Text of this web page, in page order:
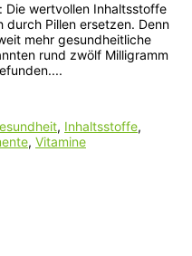
Die wertvollen Inhaltsstoffe
durch Pillen ersetzen. Denn
mehr gesundheitliche
rund zwölf Milligramm
, Inhaltsstoffe,
, Vitamine